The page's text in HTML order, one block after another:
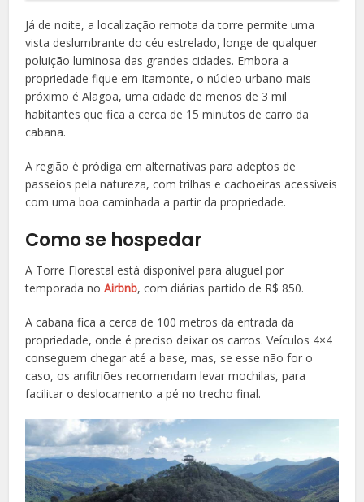
Já de noite, a localização remota da torre permite uma
vista deslumbrante do céu estrelado, longe de qualquer
poluição luminosa das grandes cidades. Embora a
propriedade fique em Itamonte, o núcleo urbano mais
próximo é Alagoa, uma cidade de menos de 3 mil
habitantes que fica a cerca de 15 minutos de carro da
cabana.
A região é pródiga em alternativas para adeptos de
passeios pela natureza, com trilhas e cachoeiras acessíveis
com uma boa caminhada a partir da propriedade.
Como se hospedar
A Torre Florestal está disponível para aluguel por
temporada noAirbnb, com diárias partido de R$ 850.
A cabana fica a cerca de 100 metros da entrada da
propriedade, onde é preciso deixar os carros. Veículos 4×4
conseguem chegar até a base, mas, se esse não for o
caso, os anfitriões recomendam levar mochilas, para
facilitar o deslocamento a pé no trecho final.